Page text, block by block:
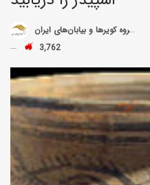
توسط گروه کویرها و بیابان‌های ایران
3,762